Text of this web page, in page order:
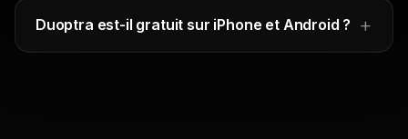
Duoptra est-il gratuit sur iPhone et Android ?